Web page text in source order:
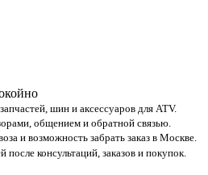
шин и аксессуаров для ATV.
общением и обратной связью.
и возможность забрать заказ в Москве.
консультаций, заказов и покупок.